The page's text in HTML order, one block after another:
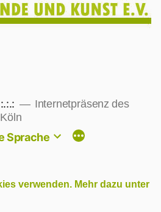
Internetpräsenz des
Sprache
verwenden. Mehr dazu unter